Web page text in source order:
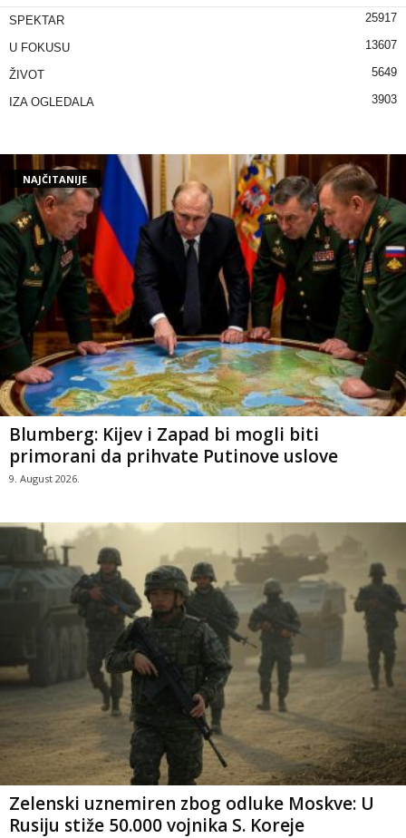
SPEKTAR 25917
U FOKUSU 13607
ŽIVOT 5649
IZA OGLEDALA 3903
NAJČITANIJE
Blumberg: Kijev i Zapad bi mogli biti
primorani da prihvate Putinove uslove
9. August 2026.
Zelenski uznemiren zbog odluke Moskve: U
Rusiju stiže 50.000 vojnika S. Koreje